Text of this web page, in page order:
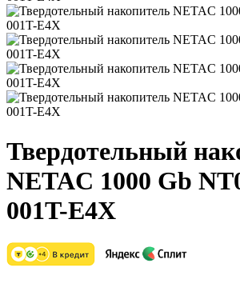
Твердотельный
NETAC 1000 Gb
001T-E4X